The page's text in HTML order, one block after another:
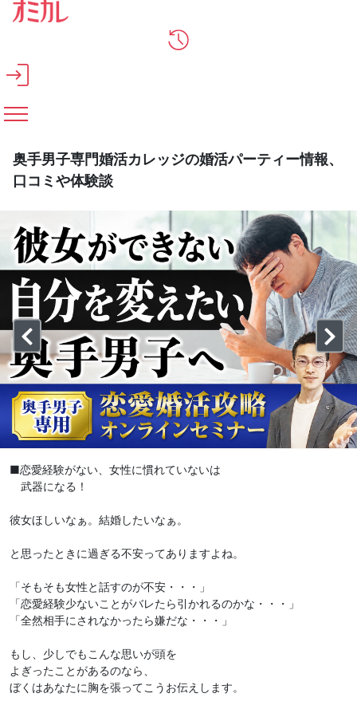
メインコンテンツへスキップ
奥手男子専門婚活カレッジの婚活パーティー情報、
口コミや体験談
■恋愛経験がない、女性に慣れていないは
武器になる！
彼女ほしいなぁ。結婚したいなぁ。
と思ったときに過ぎる不安ってありますよね。
「そもそも女性と話すのが不安・・・」
「恋愛経験少ないことがバレたら引かれるのかな・・・」
「全然相手にされなかったら嫌だな・・・」
もし、少しでもこんな思いが頭を
よぎったことがあるのなら、
ぼくはあなたに胸を張ってこうお伝えします。